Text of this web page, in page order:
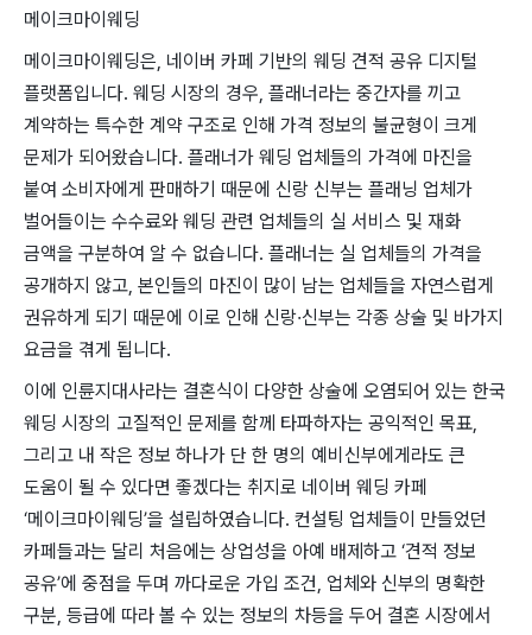
메이크마이웨딩
메이크마이웨딩은, 네이버 카페 기반의 웨딩 견적 공유 디지털
플랫폼입니다. 웨딩 시장의 경우, 플래너라는 중간자를 끼고
계약하는 특수한 계약 구조로 인해 가격 정보의 불균형이 크게
문제가 되어왔습니다. 플래너가 웨딩 업체들의 가격에 마진을
붙여 소비자에게 판매하기 때문에 신랑 신부는 플래닝 업체가
벌어들이는 수수료와 웨딩 관련 업체들의 실 서비스 및 재화
금액을 구분하여 알 수 없습니다. 플래너는 실 업체들의 가격을
공개하지 않고, 본인들의 마진이 많이 남는 업체들을 자연스럽게
권유하게 되기 때문에 이로 인해 신랑·신부는 각종 상술 및 바가지
요금을 겪게 됩니다.
이에 인륜지대사라는 결혼식이 다양한 상술에 오염되어 있는 한국
웨딩 시장의 고질적인 문제를 함께 타파하자는 공익적인 목표,
그리고 내 작은 정보 하나가 단 한 명의 예비신부에게라도 큰
도움이 될 수 있다면 좋겠다는 취지로 네이버 웨딩 카페
‘메이크마이웨딩’을 설립하였습니다. 컨설팅 업체들이 만들었던
카페들과는 달리 처음에는 상업성을 아예 배제하고 ‘견적 정보
공유’에 중점을 두며 까다로운 가입 조건, 업체와 신부의 명확한
구분, 등급에 따라 볼 수 있는 정보의 차등을 두어 결혼 시장에서